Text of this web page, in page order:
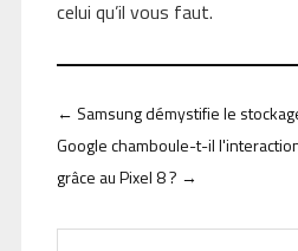
celui qu’il vous faut.
← Samsung démystifie le
Google chamboule-t-il
grâce au Pixel 8 ? →